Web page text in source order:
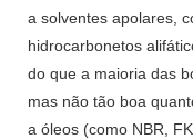
a solventes apolares,
hidrocarbonetos
do que a maioria das
mas não tão boa
a óleos (como NBR,